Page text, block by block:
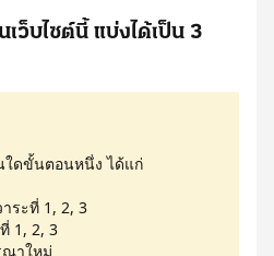
ว็บไซต์นี้ แบ่งได้เป็น 3
ใดขั้นตอนหนึ่ง ได้แก่
ระที่ 1, 2, 3
1, 2, 3
ณาใหม่